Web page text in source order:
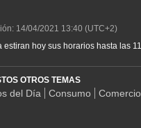
14/04/2021 13:40 (UTC+2)
hoy sus horarios hasta las
OTROS TEMAS
del Día Consumo
Comercio